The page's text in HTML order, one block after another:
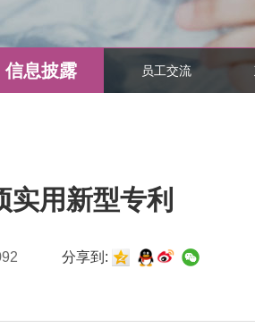
信息披露 员工交流
用新型专利
分享到: